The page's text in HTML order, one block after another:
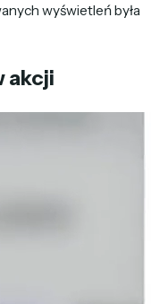
wyświetleń była
akcji